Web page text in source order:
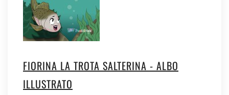
FIORINA LA TROTA SALTERINA - ALBO
ILLUSTRATO